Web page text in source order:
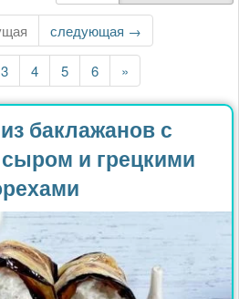
Следующая
страница
следующая →
Страница
3 Страница
4 Страница
5 Страница
6
Последняя
страница
»
баклажанов с
и грецкими